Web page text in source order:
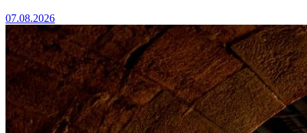
07.08.2026